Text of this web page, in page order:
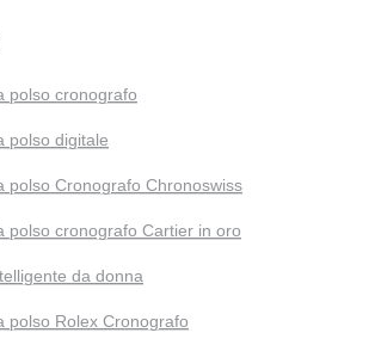
polso cronografo
polso digitale
polso Cronografo Chronoswiss
polso cronografo Cartier in oro
da donna
polso Rolex Cronografo